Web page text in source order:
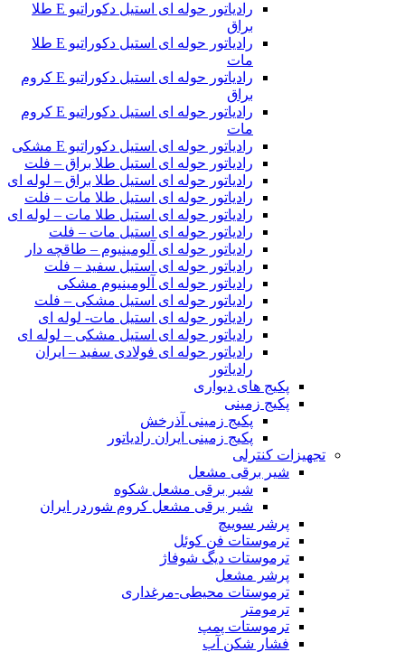
رادیاتور حوله ای استیل دکوراتیو E طلا
براق
رادیاتور حوله ای استیل دکوراتیو E طلا
مات
رادیاتور حوله ای استیل دکوراتیو E کروم
براق
رادیاتور حوله ای استیل دکوراتیو E کروم
مات
رادیاتور حوله ای استیل دکوراتیو E مشکی
رادیاتور حوله ای استیل طلا براق – فلت
رادیاتور حوله ای استیل طلا براق – لوله ای
رادیاتور حوله ای استیل طلا مات – فلت
رادیاتور حوله ای استیل طلا مات – لوله ای
رادیاتور حوله ای استیل مات – فلت
رادیاتور حوله ای آلومینیوم – طاقچه دار
رادیاتور حوله ای استیل سفید – فلت
رادیاتور حوله ای آلومینیوم مشکی
رادیاتور حوله ای استیل مشکی – فلت
رادیاتور حوله ای استیل مات- لوله ای
رادیاتور حوله ای استیل مشکی – لوله ای
رادیاتور حوله ای فولادی سفید – ایران
رادیاتور
پکیج های دیواری
پکیج زمینی
پکیج زمینی آذرخش
پکیج زمینی ایران رادیاتور
تجهیزات کنترلی
شیر برقی مشعل
شیر برقی مشعل شکوه
شیر برقی مشعل کروم شوردر ایران
پرشر سوییچ
ترموستات فن کوئل
ترموستات دیگ شوفاژ
پرشر مشعل
ترموستات محیطی-مرغداری
ترمومتر
ترموستات پمپ
فشار شکن آب